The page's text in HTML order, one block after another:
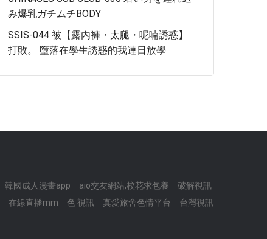
み爆乳ガチムチBODY
SSIS-044 被【露內褲・太腿・呢喃誘惑】
打敗。 墮落在學生誘惑的我連日放學
韓國成人漫畫app aio交友網站,校花求包養
破解視訊
在線直播mm 色 視訊 真愛旅舍色情平台
台灣視訊